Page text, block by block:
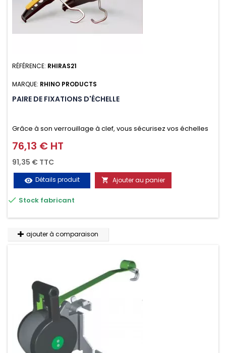
RÉFÉRENCE: RHIRAS21
MARQUE: RHINO PRODUCTS
PAIRE DE FIXATIONS D'ÉCHELLE
Grâce à son verrouillage à clef, vous sécurisez vos échelles
d'un seul geste aussi bien contre le vol que pendant le
transport. Référence vendue par paire.
Prix
76,13 € HT
91,35 € TTC
visibility Détails produit  Ajouter au panier
 Stock fabricant
ajouter à comparaison